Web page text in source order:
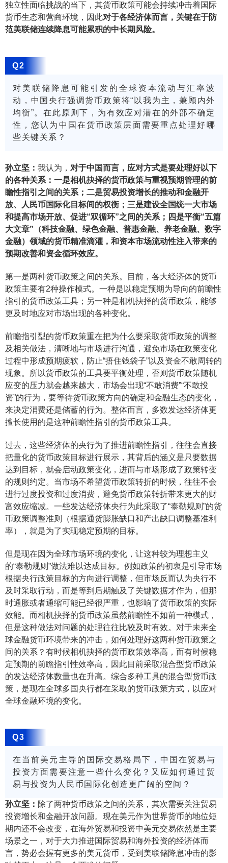
独立性面临挑战的当下，其货币政策可能会持续冲击着国际
货币生态和营商环境，因此对于各经济体而言，关键在于防
范美联储连续降息可能累积的中长期风险。
Q2
对美联储降息可能引发的全球资本流动与汇率波
动，中国央行强调货币政策将“以我为主，兼顾内外
均衡”。在此原则下，为有效应对潜在的外部不确定
性，您认为中国在货币政策层面需要重点处理好哪
些关键关系？
孙立坚： 我认为， 对于中国而言，应对方式是要处理好以下
的各种关系：一是相机抉择的货币政策与重视预期管理的前
瞻性指引之间的关系；二是贸易投资增长的推动和金融开
放、人民币国际化目标间的权衡；三是建设全国统一大市场
和提高市场开放、促进“双循环”之间的关系；四是平衡“五篇
大文章”（科技金融、绿色金融、普惠金融、养老金融、数字
金融）领域的货币精准滴灌，和资本市场流动性注入带来的
预期改善和资金循环效应。
第一是两种货币政策之间的关系。目前，各大经济体的货币
政策主要有2种操作模式。一种是以稳定预期为导向的前瞻性
指引的货币政策工具；另一种是相机抉择的货币政策，能够
更及时地应对市场出现的各种变化。
前瞻指引型的货币政策重在把为什么要采取货币政策的调整
及相关做法，清晰地与市场进行沟通，避免市场在政策变化
过程中形成预期疲软，防止“捂住钱袋子”以及资金不敢周转的
现象。所以货币政策的工具要平衡处理，否则货币政策随机
应变的压力就会越来越大，市场会出现“不敢消费”“不敢投
资”的行为，要等待货币政策方向的确定和金融生态的变化，
来决定消费还是储蓄的行为。整体而言，多数发达经济体更
擅长使用的是这种前瞻性指引的货币政策工具。
过去，这些经济体的央行为了推进前瞻性指引，往往会直接
把量化的货币政策目标进行展示，其背后的涵义是只要数据
达到目标，就会启动政策变化，进而与市场形成了政策转变
的规则约定。当市场不希望货币政策转折的时候，往往不会
进行过度投资和过度消费，避免货币政策转折带来更大的财
富效应缩减。一些发达经济体央行为此采取了“泰勒规则”的货
币政策调整准则（根据通货膨胀缺口和产出缺口调整基准利
率），就是为了实现稳定预期的目标。
但是现在因为全球市场环境的变化，让这种较为理想主义
的“泰勒规则”做法难以达成目标。例如政策的初衷是引导市场
根据央行政策目标的方向进行调整，但市场反而认为央行不
及时采取行动，而是等到后期触及了关键数据才作为，但那
时通胀或者通缩可能已经很严重，也影响了货币政策的实际
效能。而相机抉择的货币政策虽然前瞻性不如前一种模式，
但是这种做法对问题的处理往往比较及时有效。对于未来全
球金融货币环境带来的冲击，如何处理好这两种货币政策之
间的关系？有时候相机抉择的货币政策效率高，而有时候稳
定预期的前瞻指引性效率高，因此目前采取混合型货币政策
的发达经济体数量也在升高。综合多种工具的混合型货币政
策，是现在全球多国央行都在采取的货币政策方式，以应对
全球金融环境的变化。
Q3
在当前美元主导的国际交易格局下，中国在贸易与
投资方面需要注意一些什么变化？又应如何通过贸
易与投资为人民币国际化创造更广阔的空间？
孙立坚： 除了两种货币政策之间的关系，其次需要关注贸易
投资增长和金融开放问题。现在美元作为世界货币的地位短
期内还不会改变，在海外贸易和投资中美元交易依然是主要
场景之一，对于大力推进国际贸易和海外投资的经济体而
言，势必会握有更多的美元货币，受到美联储降息冲击的影